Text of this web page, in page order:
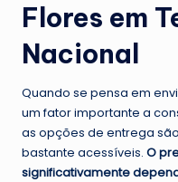
Flores em
Nacional
Quando se pensa em
um fator importante a
as opções de entrega
bastante acessíveis. O
significativamente